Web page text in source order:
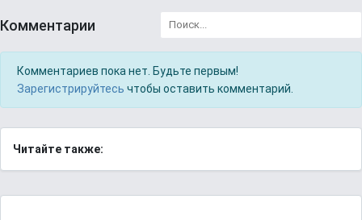
Комментарии
Комментариев пока нет. Будьте первым!
Зарегистрируйтесь чтобы оставить комментарий.
Читайте также: